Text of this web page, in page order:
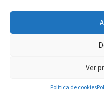
Ver
Política de cookies
© 2026 Ajuntament de